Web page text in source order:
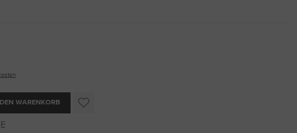
Wert ein oder benutze die Schaltflächen um die Anzahl zu erhöhen oder zu
DEN WARENKORB